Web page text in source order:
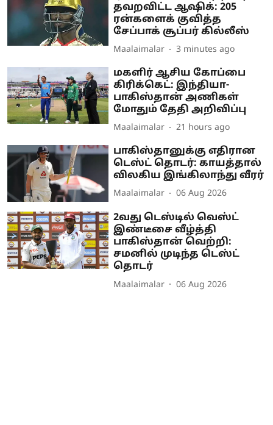
தவறவிட்ட ஆஷிக்: 205
ரன்களைக் குவித்த
சேப்பாக் சூப்பர் கில்லீஸ்
Maalaimalar 3 minutes ago
மகளிர் ஆசிய கோப்பை
கிரிக்கெட்: இந்தியா-
பாகிஸ்தான் அணிகள்
மோதும் தேதி அறிவிப்பு
Maalaimalar 21 hours ago
பாகிஸ்தானுக்கு எதிரான
டெஸ்ட் தொடர்: காயத்தால்
விலகிய இங்கிலாந்து வீரர்
Maalaimalar 06 Aug 2026
2வது டெஸ்டில் வெஸ்ட்
இண்டீசை வீழ்த்தி
பாகிஸ்தான் வெற்றி:
சமனில் முடிந்த டெஸ்ட்
தொடர்
Maalaimalar 06 Aug 2026